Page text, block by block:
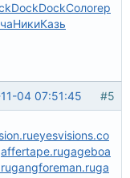
DockDockСолоrep
НикиКазь
#5
04 07:51:45
eyesvisions.co
gageboa
gangforeman.ruga